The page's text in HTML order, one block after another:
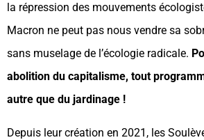
la répression des mouvements
Macron ne peut pas nous vendre sa
sans muselage de l’écologie radicale.
abolition du capitalisme, tout
autre que du jardinage !
Depuis leur création en 2021, les